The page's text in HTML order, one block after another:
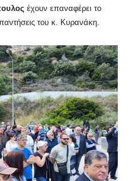
έχουν επαναφέρει το
του κ. Κυρανάκη.